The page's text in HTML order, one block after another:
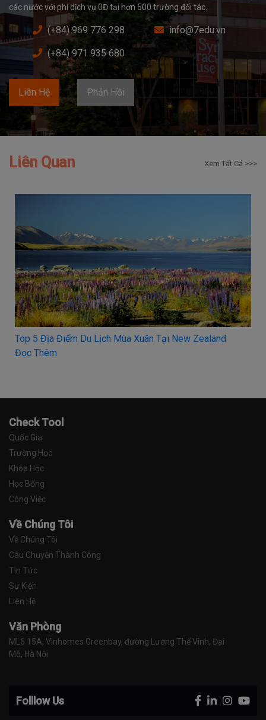
các nước với phí dịch vụ 0Đ tại hơn 500 trường đối tác.
(+84) 969 776 298 info@7edu.vn
(+84) 971 935 680
Liên Hệ Phản Hồi
Liên Quan Xem Tất Cả >>>
Top 5 Địa Điểm Du Lịch Mùa Xuân Tại New Zealand
Đọc Thêm
Check Tool
Quốc Gia
Trường Học
Khóa Học
Học Bổng
Công Việc
Về Chúng Tôi
Về Chúng Tôi
Câu Chuyện Thành Công
Tin Tức
Sự Kiện
Liên Hệ
Văn Phòng
ML6 15A, Vinhomes Greenbay, đường Lương Thế Vinh, Đại
Mỗ, Hà Nội
Folllow Us